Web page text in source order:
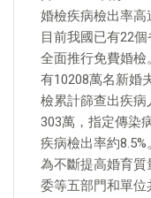
婚檢疾病檢出率高
目前我國已有22
全面推行免費婚
有10208萬名新婚
檢累計篩查出疾病
303萬，指定傳染
疾病檢出率約8.5%。
為不斷提高婚育
委等五部門和單